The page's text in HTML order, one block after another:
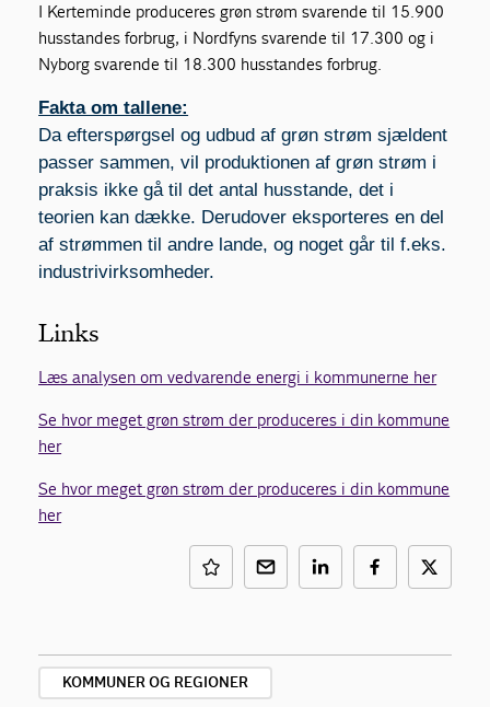
I Kerteminde produceres grøn strøm svarende til 15.900
husstandes forbrug, i Nordfyns svarende til 17.300 og i
Nyborg svarende til 18.300 husstandes forbrug.
Fakta om tallene:
Da efterspørgsel og udbud af grøn strøm sjældent
passer sammen, vil produktionen af grøn strøm i
praksis ikke gå til det antal husstande, det i
teorien kan dække. Derudover eksporteres en del
af strømmen til andre lande, og noget går til f.eks.
industrivirksomheder.
Links
Læs analysen om vedvarende energi i kommunerne her
Se hvor meget grøn strøm der produceres i din kommune
her
Se hvor meget grøn strøm der produceres i din kommune
her
KOMMUNER OG REGIONER